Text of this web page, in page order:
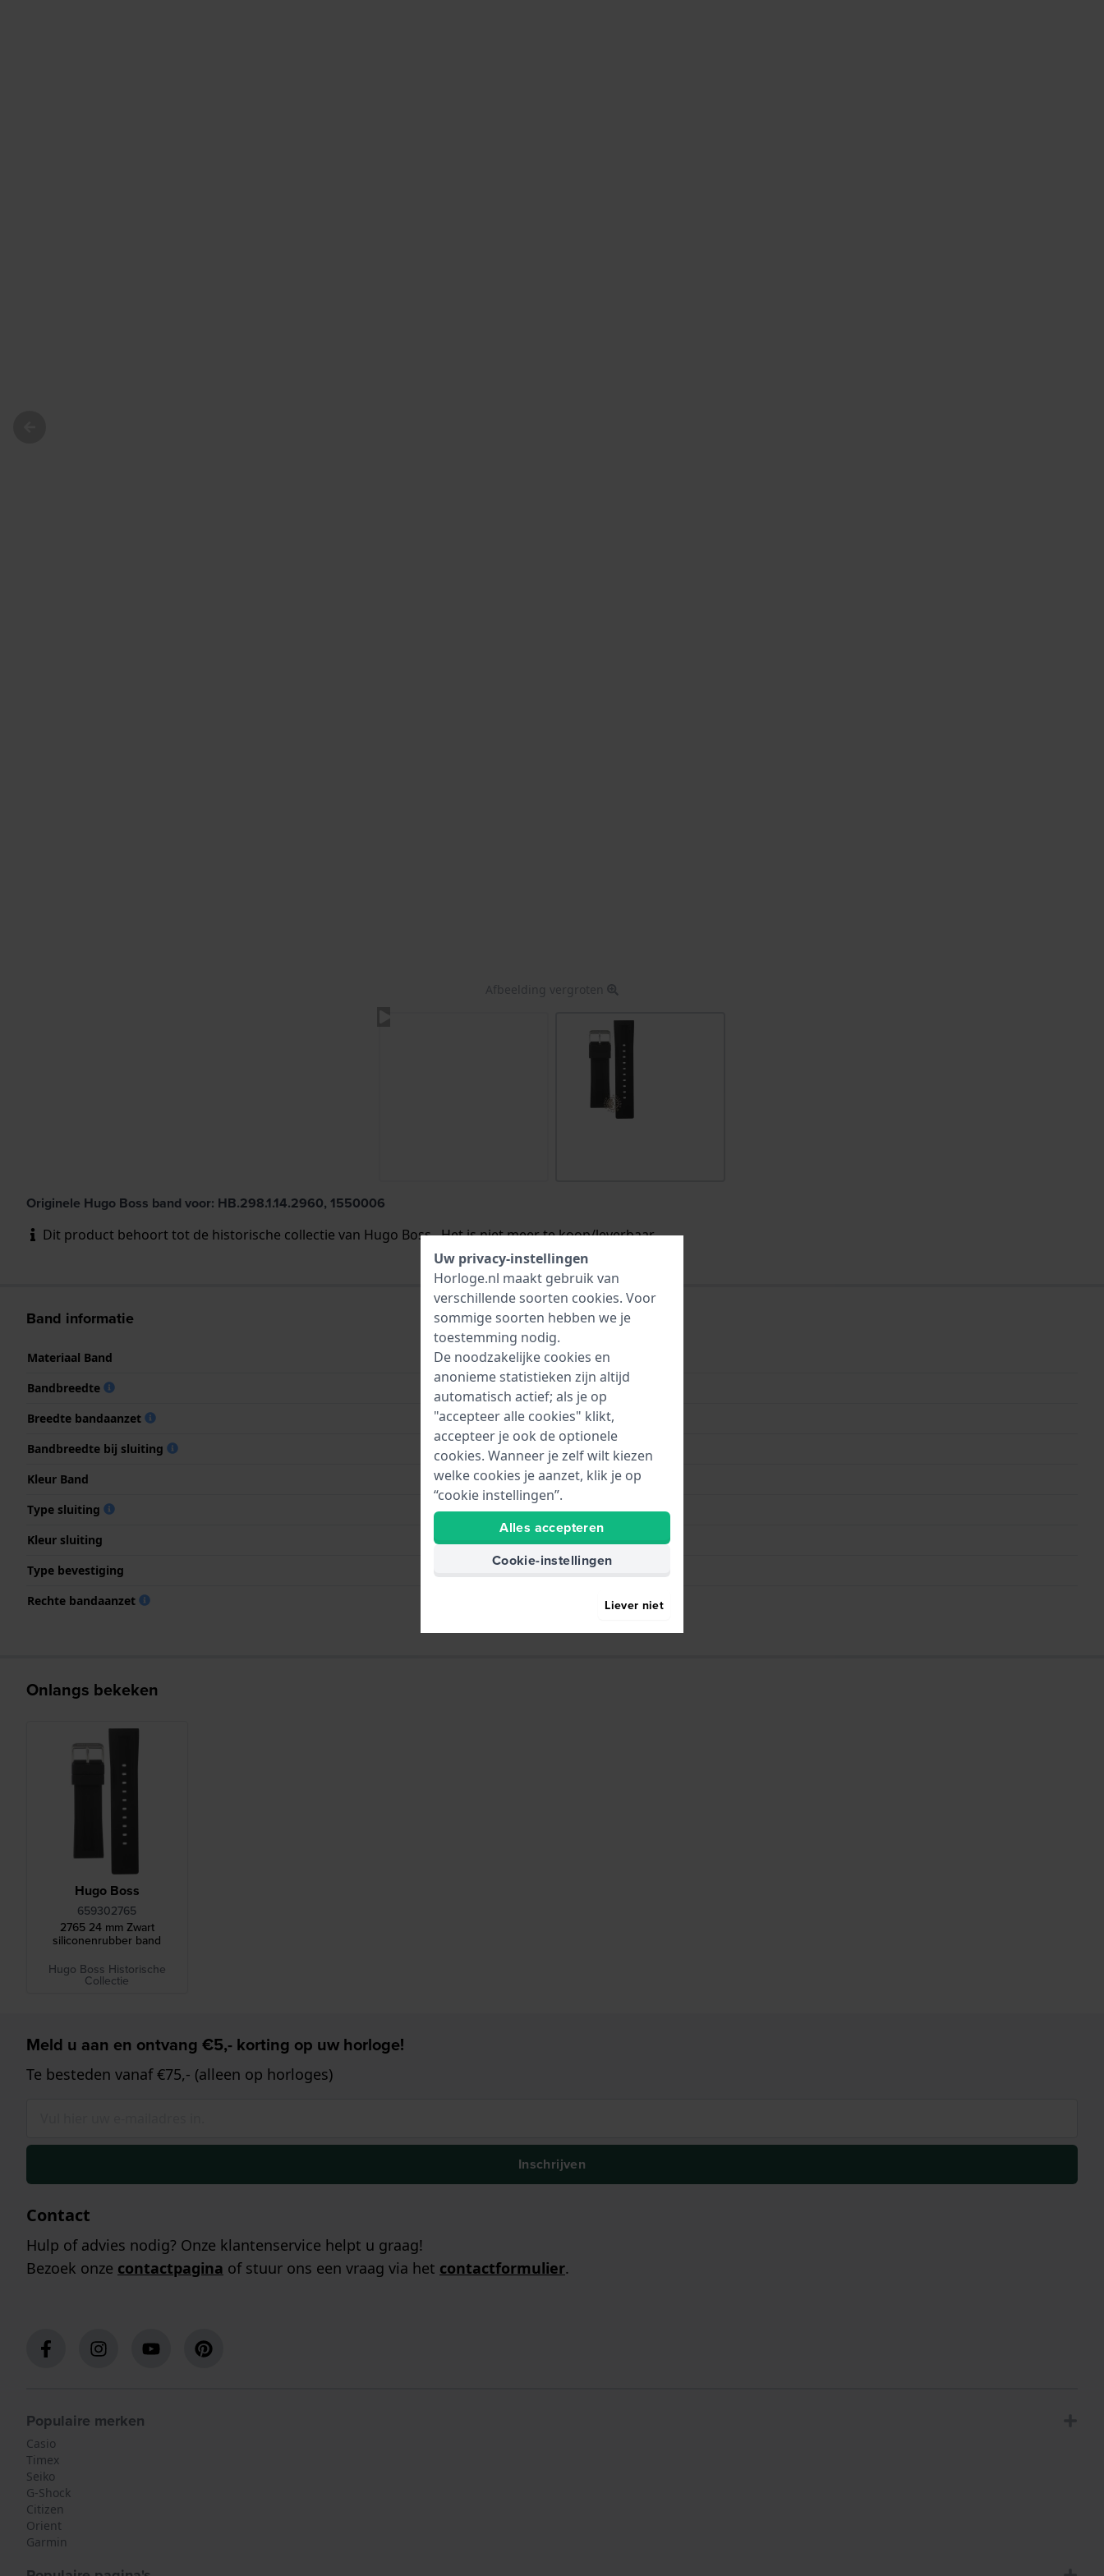
Afbeelding vergroten
Originele Hugo Boss band voor: HB.298.1.14.2960, 1550006
Dit product behoort tot de historische collectie van Hugo Boss . Het is niet meer te koop/leverbaar.
Band informatie
Materiaal Band
Siliconen
Bandbreedte
24 mm
Breedte bandaanzet
24 mm
Bandbreedte bij sluiting
22 mm
Kleur Band
Zwart
Type sluiting
Gesp
Kleur sluiting
Zilver
Type bevestiging
Bandpennen
Rechte bandaanzet
Onlangs bekeken
Hugo Boss
659302765
2765 24 mm Zwart
siliconenrubber band
Hugo Boss Historische
Collectie
Meld u aan en ontvang €5,- korting op uw horloge!
Te besteden vanaf €75,- (alleen op horloges)
Inschrijven
Contact
Hulp of advies nodig? Onze klantenservice helpt u graag!
Bezoek onze contactpagina of stuur ons een vraag via het contactformulier.
Populaire merken
Casio
Timex
Seiko
G-Shock
Citizen
Orient
Garmin
Uw privacy-instellingen
Horloge.nl maakt gebruik van
verschillende soorten cookies. Voor
sommige soorten hebben we je
toestemming nodig.
De noodzakelijke cookies en
anonieme statistieken zijn altijd
automatisch actief; als je op
"accepteer alle cookies" klikt,
accepteer je ook de optionele
cookies. Wanneer je zelf wilt kiezen
welke cookies je aanzet, klik je op
“cookie instellingen”.
Alles accepteren
Cookie-instellingen
Liever niet